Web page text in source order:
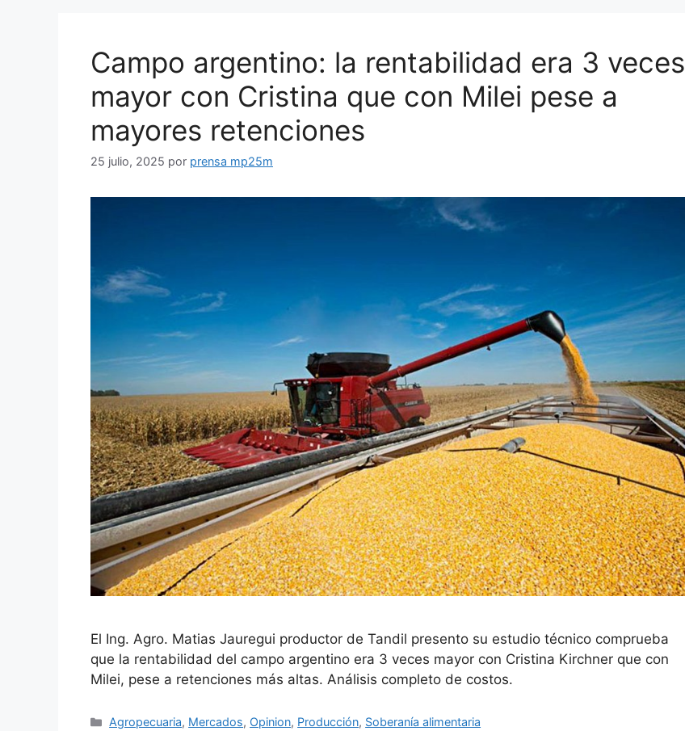
Campo argentino: la rentabilidad era 3 veces
mayor con Cristina que con Milei pese a
mayores retenciones
25 julio, 2025 por prensa mp25m
El Ing. Agro. Matias Jauregui productor de Tandil presento su estudio técnico comprueba
que la rentabilidad del campo argentino era 3 veces mayor con Cristina Kirchner que con
Milei, pese a retenciones más altas. Análisis completo de costos.
Agropecuaria, Mercados, Opinion, Producción, Soberanía alimentaria